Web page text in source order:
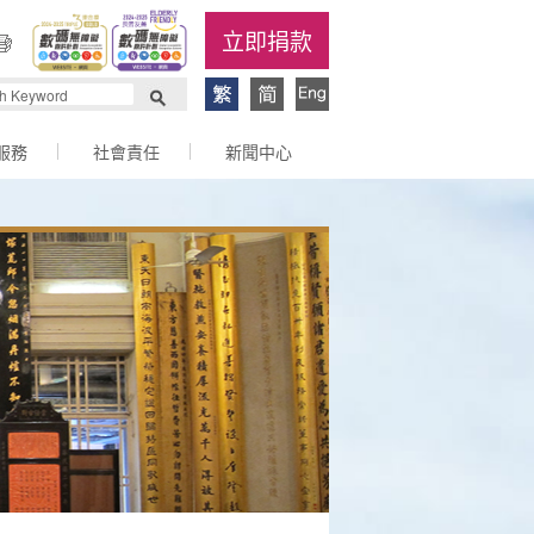
立即捐款
務 社會責任 新聞中心